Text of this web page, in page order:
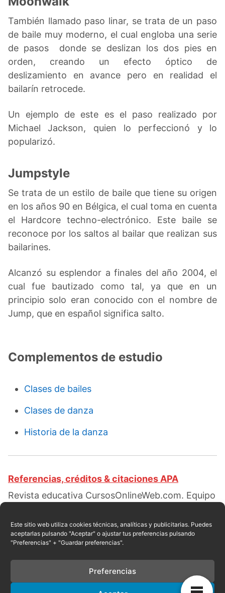
Este sitio web utiliza cookies técnicas, analíticas y publicitarias. Puedes
aceptarlas pulsando "Aceptar" o ajustar tus preferencias pulsando
"Preferencias" + "Guardar preferencias".
Preferencias
También llamado paso linar, se trata de un paso
de baile muy moderno, el cual engloba una serie
de pasos donde se deslizan los dos pies en
orden, creando un efecto óptico de
deslizamiento en avance pero en realidad el
bailarín retrocede.
Un ejemplo de este es el paso realizado por
Michael Jackson, quien lo perfeccionó y lo
popularizó.
Jumpstyle
Se trata de un estilo de baile que tiene su origen
en los años 90 en Bélgica, el cual toma en cuenta
el Hardcore techno-electrónico. Este baile se
reconoce por los saltos al bailar que realizan sus
bailarines.
Alcanzó su esplendor a finales del año 2004, el
cual fue bautizado como tal, ya que en un
principio solo eran conocido con el nombre de
Jump, que en español significa salto.
Complementos de estudio
Clases de bailes
Clases de danza
Historia de la danza
Referencias, créditos & citaciones APA
Revista educativa CursosOnlineWeb.com. Equipo
bailes modernos. Escrito por:Brand Pedro
Obtenido en fecha 08, 2026, desde el sitio web:
https://cursosonlineweb.com/tipos-de-bailes-
modernos.html